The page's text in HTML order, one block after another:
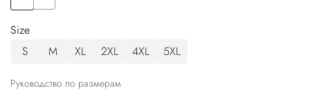
Size
S
M XL 2XL 4XL 5XL
Руководство по размерам